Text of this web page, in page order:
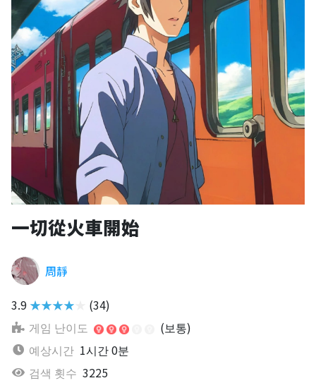
一切從火車開始
周靜
3.9 ★★★★★
(34)
게임 난이도
(보통)
예상시간 1시간 0분
검색 횟수 3225